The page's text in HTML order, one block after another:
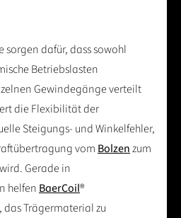
sorgen dafür, dass sowohl
Betriebslasten
Gewindegänge verteilt
die Flexibilität der
Steigungs- und Winkelfehler,
vom Bolzenzum
Gerade in
helfen BaerCoil®
Trägermaterial zu